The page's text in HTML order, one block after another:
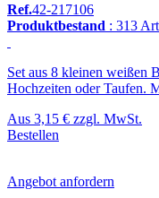
Ref.42-217106
Produktbestand : 313
Set aus 8 kleinen weißen
Hochzeiten oder Taufen.
Aus 3,15 € zzgl. MwSt.
Bestellen
Angebot anfordern